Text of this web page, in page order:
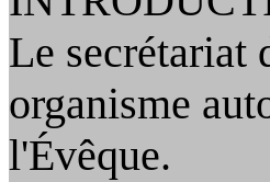
Le secrétariat
organisme
l'Évêque.